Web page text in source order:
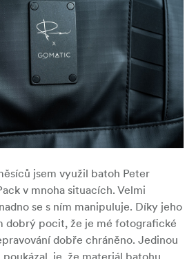
jsem využil batoh Peter
v mnoha situacích. Velmi
se s ním manipuluje. Díky jeho
dobrý pocit, že je mé fotografické
dobře chráněno. Jedinou
je, že materiál batohu